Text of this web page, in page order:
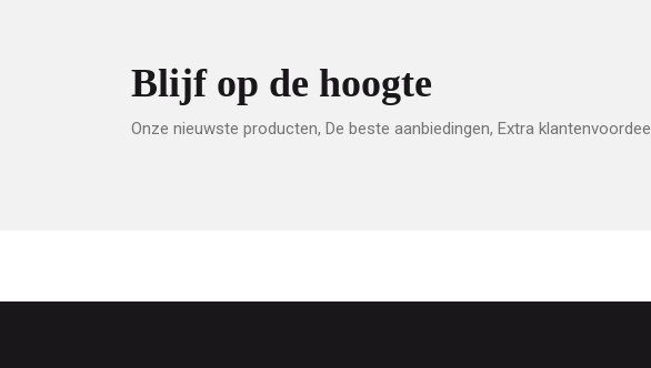
Blijf op de hoogte
Onze nieuwste producten, De beste aanbiedingen, Extra klantenvoordeel